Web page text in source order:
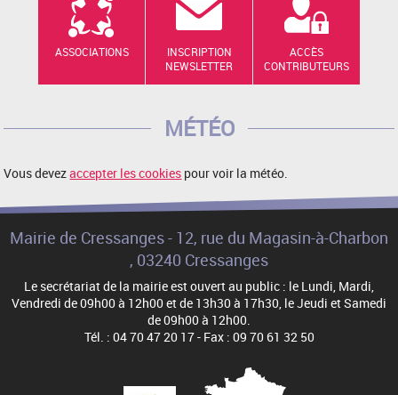
ASSOCIATIONS
INSCRIPTION
NEWSLETTER
ACCÈS
CONTRIBUTEURS
MÉTÉO
Vous devezaccepter les cookies pour voir la météo.
Mairie de Cressanges - 12, rue du Magasin-à-Charbon
, 03240 Cressanges
Le secrétariat de la mairie est ouvert au public : le Lundi, Mardi,
Vendredi de 09h00 à 12h00 et de 13h30 à 17h30, le Jeudi et Samedi
de 09h00 à 12h00.
Tél. : 04 70 47 20 17 - Fax : 09 70 61 32 50